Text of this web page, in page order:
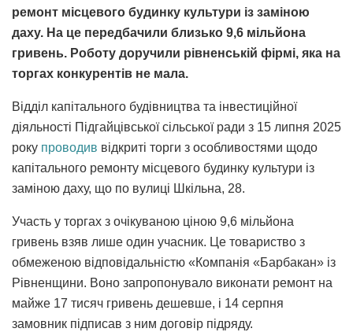
ремонт місцевого будинку культури із заміною
даху. На це передбачили близько 9,6 мільйона
гривень. Роботу доручили рівненській фірмі, яка на
торгах конкурентів не мала.
Відділ капітального будівництва та інвестиційної
діяльності Підгайцівської сільської ради з 15 липня 2025
року проводив відкриті торги з особливостями щодо
капітального ремонту місцевого будинку культури із
заміною даху, що по вулиці Шкільна, 28.
Участь у торгах з очікуваною ціною 9,6 мільйона
гривень взяв лише один учасник. Це товариство з
обмеженою відповідальністю «Компанія «Барбакан» із
Рівненщини. Воно запропонувало виконати ремонт на
майже 17 тисяч гривень дешевше, і 14 серпня
замовник підписав з ним договір підряду.